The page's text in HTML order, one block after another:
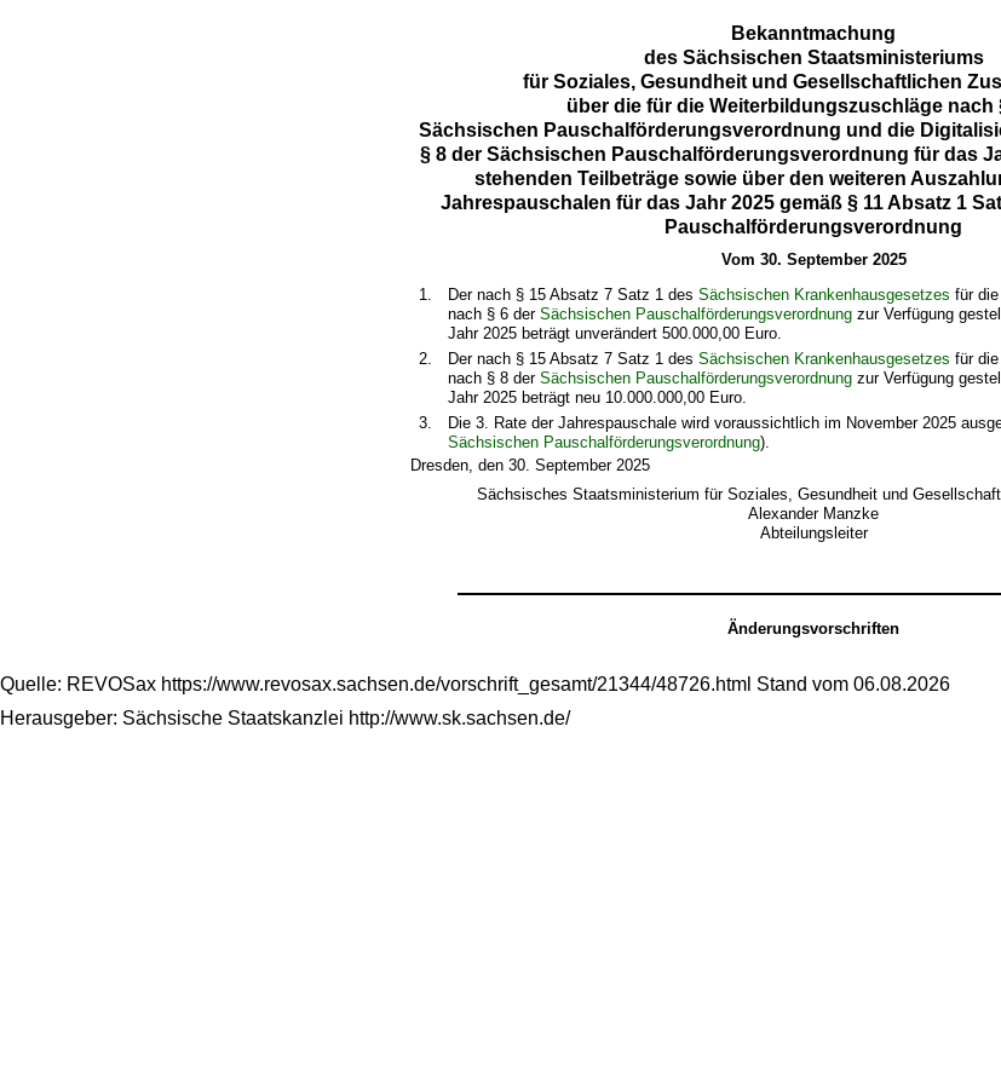
Bekanntmachung
des Sächsischen Staatsministeriums
für Soziales, Gesundheit und Gesellschaftlichen
über die für die Weiterbildungszuschläge nach
Sächsischen Pauschalförderungsverordnung und die
§ 8 der Sächsischen Pauschalförderungsverordnung für das
stehenden Teilbeträge sowie über den weiteren
Jahrespauschalen für das Jahr 2025 gemäß § 11 Absatz 1
Pauschalförderungsverordnung
Vom 30. September 2025
1.
Der nach § 15 Absatz 7 Satz 1 des Sächsischen Krankenhausgesetzes für
nach § 6 der Sächsischen Pauschalförderungsverordnungzur Verfügung
Jahr 2025 beträgt unverändert 500.000,00 Euro.
2.
Der nach § 15 Absatz 7 Satz 1 des Sächsischen Krankenhausgesetzes für
nach § 8 der Sächsischen Pauschalförderungsverordnungzur Verfügung
Jahr 2025 beträgt neu 10.000.000,00 Euro.
3.
Die 3. Rate der Jahrespauschale wird voraussichtlich im November 2025
Sächsischen Pauschalförderungsverordnung).
Dresden, den 30. September 2025
Sächsisches Staatsministerium für Soziales, Gesundheit und
Alexander Manzke
Abteilungsleiter
Änderungsvorschriften
Quelle: REVOSax https://www.revosax.sachsen.de/vorschrift_gesamt/21344/48726.html Stand vom 06.08.2026
Herausgeber: Sächsische Staatskanzlei http://www.sk.sachsen.de/